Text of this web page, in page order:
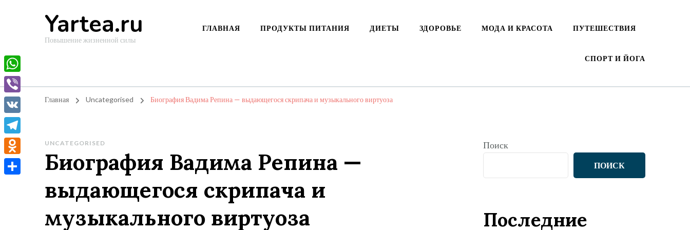
Yartea.ru
Повышение жизненной силы
ГЛАВНАЯ ПРОДУКТЫ ПИТАНИЯ ДИЕТЫ ЗДОРОВЬЕ МОДА И КРАСОТА ПУТЕШЕСТВИЯ
СПОРТ И ЙОГА
Главная Uncategorised Биография Вадима Репина — выдающегося скрипача и музыкального виртуоза
UNCATEGORISED
Биография Вадима Репина —
выдающегося скрипача и
музыкального виртуоза
Поиск
ПОИСК
Последние
WhatsApp
Viber
VK
Telegram
Odnoklassniki